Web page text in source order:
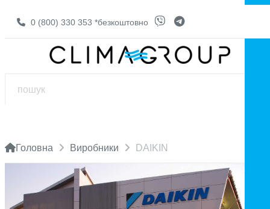
0 (800) 330 353 *безкоштовно
Головна Виробники DAIKIN